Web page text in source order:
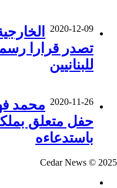
2020-12-09
تصدر قرارا
للبنانيين
2020-11-26 محمد
حفل متعلق
باستدعاءه
Cedar News © 2025